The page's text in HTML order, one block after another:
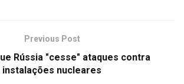
Previous Post
Rússia "cesse" ataques contra
instalações nucleares